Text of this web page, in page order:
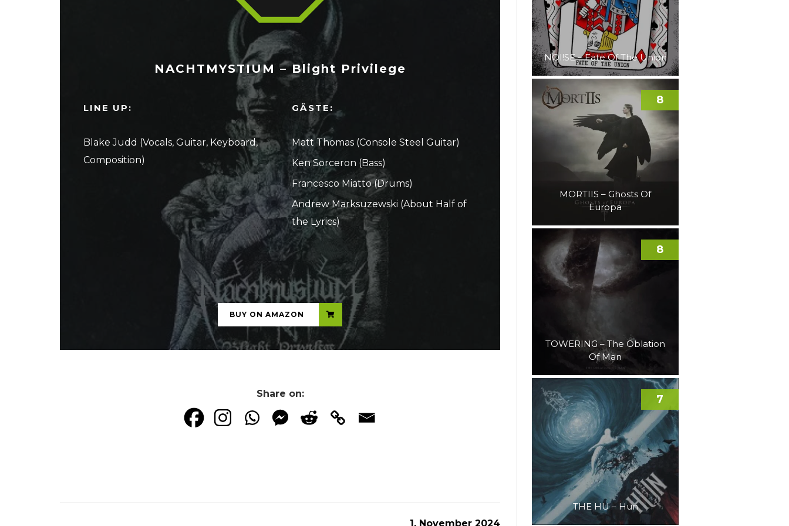
NACHTMYSTIUM – Blight Privilege
LINE UP:
Blake Judd (Vocals, Guitar, Keyboard,
Composition)
GÄSTE:
Matt Thomas (Console Steel Guitar)
Ken Sorceron (Bass)
Francesco Miatto (Drums)
Andrew Marksuzewski (About Half of
the Lyrics)
...
BUY ON AMAZON
Share on:
1. November 2024
NOI!SE – Fate Of The Union
MORTIIS – Ghosts Of
Europa
8
TOWERING – The Oblation
Of Man
8
THE HU – Hun
7